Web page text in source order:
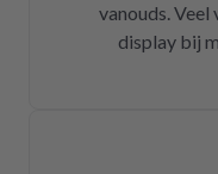
vanouds. Veel voordeliger dan een nieuwe